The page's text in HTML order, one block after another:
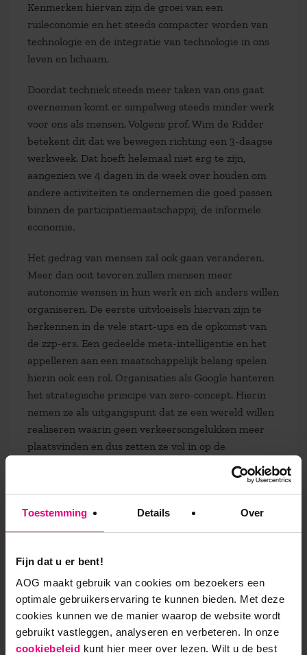
Toestemming Details Over
Fijn dat u er bent!
AOG maakt gebruik van cookies om bezoekers een
optimale gebruikerservaring te kunnen bieden. Met deze
cookies kunnen we de manier waarop de website wordt
gebruikt vastleggen, analyseren en verbeteren. In onze
cookiebeleid kunt hier meer over lezen. Wilt u de best
Kenmerken hiervan zijn de groei van een
ruileconomie en het steeds compacter worden van
technologie en de integratie van technologie in ons
leven en lichaam.
Doordat techniek steeds meer taken van ons gaat
overnemen komt er simpelweg steeds minder werk
voor ons als mensen. Volgens prof. Wim de Ridder
betekent dit dat we bewegen richting een 3-daagse
werkweek. Dat hoeft helemaal niet erg te zijn,
aangezien we 4 dagen in de week over houden om
andere activiteiten te ondernemen die goed passen
binnen de participatiemaatschappij, de informele
economie.
Het gedrag van mensen zal ook gaan veranderen.
Meer dan ooit tevoren zullen mensen meer
autonomie wensen in hun werk en zich anders willen
organiseren. De eerste uitvloeisels hiervan zijn te
herkennen in de vele start-ups en de opkomst van
de zzp-ers. Een gedeelde meta-intelligentie en het
appelleren aan een maatschappelijk belang spelen
hierin ook een rol. Organisaties als Google hanteren
het strategische principe van zero-concept. Hierin
nemen ze als uitgangspunt dat ze een wereld willen
realiseren waarin geen verkeersongelukken meer
plaatsvinden en dus zetten ze vol in op de
zelfrijdende auto. Het zijn producten die verankerd
zijn in het collectieve geheugen van de burgers.
Doordat er andere samenwerkingsvormen komen
zullen er ook nieuwe gezagsverhoudingen ontstaan
in de samenleving, dit heeft weer effect op het
HR als verbindende factor
Een viertal bewegingen zorgen voor het disruptieve
karakter van dit tijdperk: technologisering,